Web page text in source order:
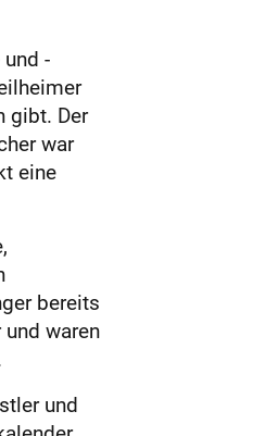
-
gibt. Der
war
eine
bereits
waren
und